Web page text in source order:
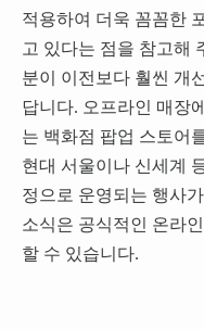
적용하여 더욱 꼼꼼한
고 있다는 점을 참고해
분이 이전보다 훨씬 개
답니다. 오프라인 매장
는 백화점 팝업 스토어
현대 서울이나 신세계
정으로 운영되는 행사
소식은 공식적인 온라
할 수 있습니다.